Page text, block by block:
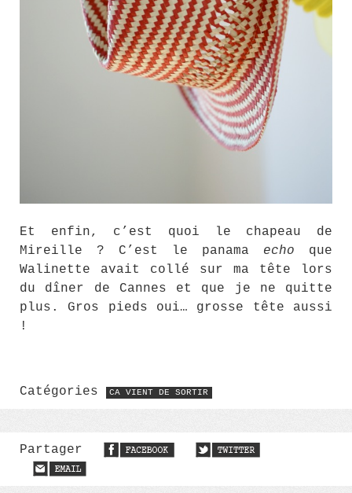
Et enfin, c’est quoi le chapeau de
Mireille ? C’est le panama echo que
Walinette avait collé sur ma tête lors
du dîner de Cannes et que je ne quitte
plus. Gros pieds oui… grosse tête aussi
!
Catégories CA VIENT DE SORTIR
Partager